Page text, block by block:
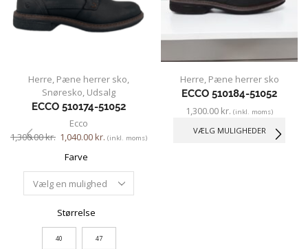
Herre, Pæne herrer sko,
Snøresko, Udsalg
ECCO 510174-51052
Ecco
1,300.00kr. 1,040.00kr. (inkl. moms)
Farve
Størrelse
40 47
Herre, Pæne herrer sko
ECCO 510184-51052
1,300.00 kr. (inkl. moms)
VÆLG MULIGHEDER